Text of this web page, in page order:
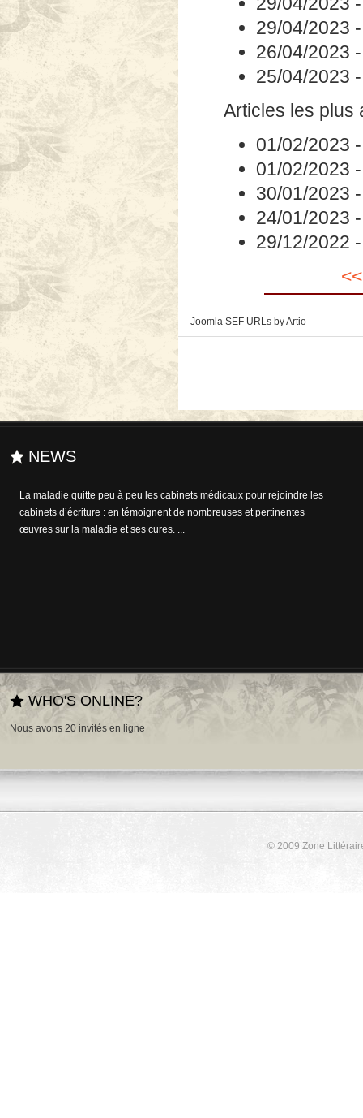
29/04/2023
26/04/2023
25/04/2023
Articles les plus
01/02/2023
01/02/2023
30/01/2023
24/01/2023
29/12/2022
Joomla SEF URLs by Artio
NEWS
La maladie quitte peu à peu les cabinets médicaux pour rejoindre les
cabinets d’écriture : en témoignent de nombreuses et pertinentes
œuvres sur la maladie et ses cures. ...
Quand on n'a que De Gaulle et la science... L'histoire de Louis Lémure,
employé modèle chez Caducée, est celle d'une folie ambitieuse nourri
d'une découverte aussi importante que délère, celle d'un antibiotique.
WHO'S ONLINE?
Nous avons 20 invités en ligne
© 2009 Zone